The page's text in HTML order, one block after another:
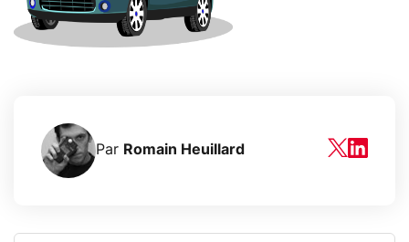
Par Romain Heuillard